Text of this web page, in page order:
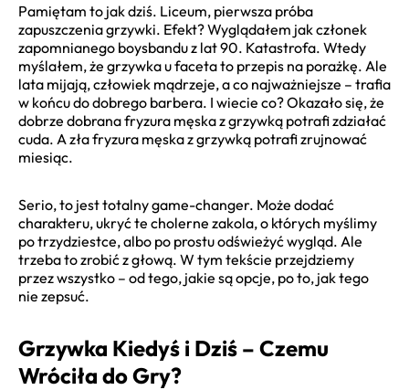
Pamiętam to jak dziś. Liceum, pierwsza próba
zapuszczenia grzywki. Efekt? Wyglądałem jak członek
zapomnianego boysbandu z lat 90. Katastrofa. Wtedy
myślałem, że grzywka u faceta to przepis na porażkę. Ale
lata mijają, człowiek mądrzeje, a co najważniejsze – trafia
w końcu do dobrego barbera. I wiecie co? Okazało się, że
dobrze dobrana fryzura męska z grzywką potrafi zdziałać
cuda. A zła fryzura męska z grzywką potrafi zrujnować
miesiąc.
Serio, to jest totalny game-changer. Może dodać
charakteru, ukryć te cholerne zakola, o których myślimy
po trzydziestce, albo po prostu odświeżyć wygląd. Ale
trzeba to zrobić z głową. W tym tekście przejdziemy
przez wszystko – od tego, jakie są opcje, po to, jak tego
nie zepsuć.
Grzywka Kiedyś i Dziś – Czemu
Wróciła do Gry?